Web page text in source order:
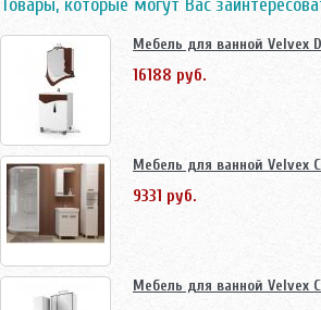
Товары, которые могут Вас
Мебель для ванной Velvex
16188 руб.
Мебель для ванной Velvex
9331 руб.
Мебель для ванной Velvex